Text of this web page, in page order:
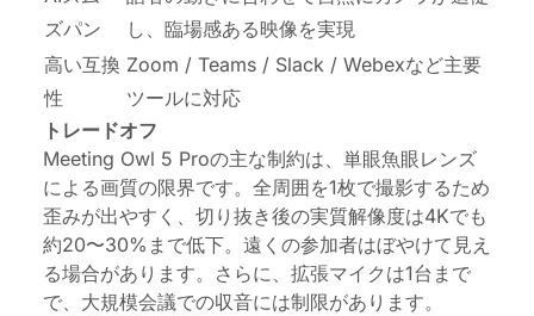
ズパン
し、臨場感ある映像を実現
高い互換
性
Zoom / Teams / Slack / Webexなど主要
ツールに対応
トレードオフ
Meeting Owl 5 Proの主な制約は、単眼魚眼レンズ
による画質の限界です。全周囲を1枚で撮影するため
歪みが出やすく、切り抜き後の実質解像度は4Kでも
約20〜30%まで低下。遠くの参加者はぼやけて見え
る場合があります。さらに、拡張マイクは1台まで
で、大規模会議での収音には制限があります。